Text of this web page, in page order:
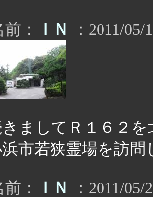
： ＩＮ ：2011/
ましてＲ１６２
市若狭霊場を訪問
： ＩＮ ：2011/